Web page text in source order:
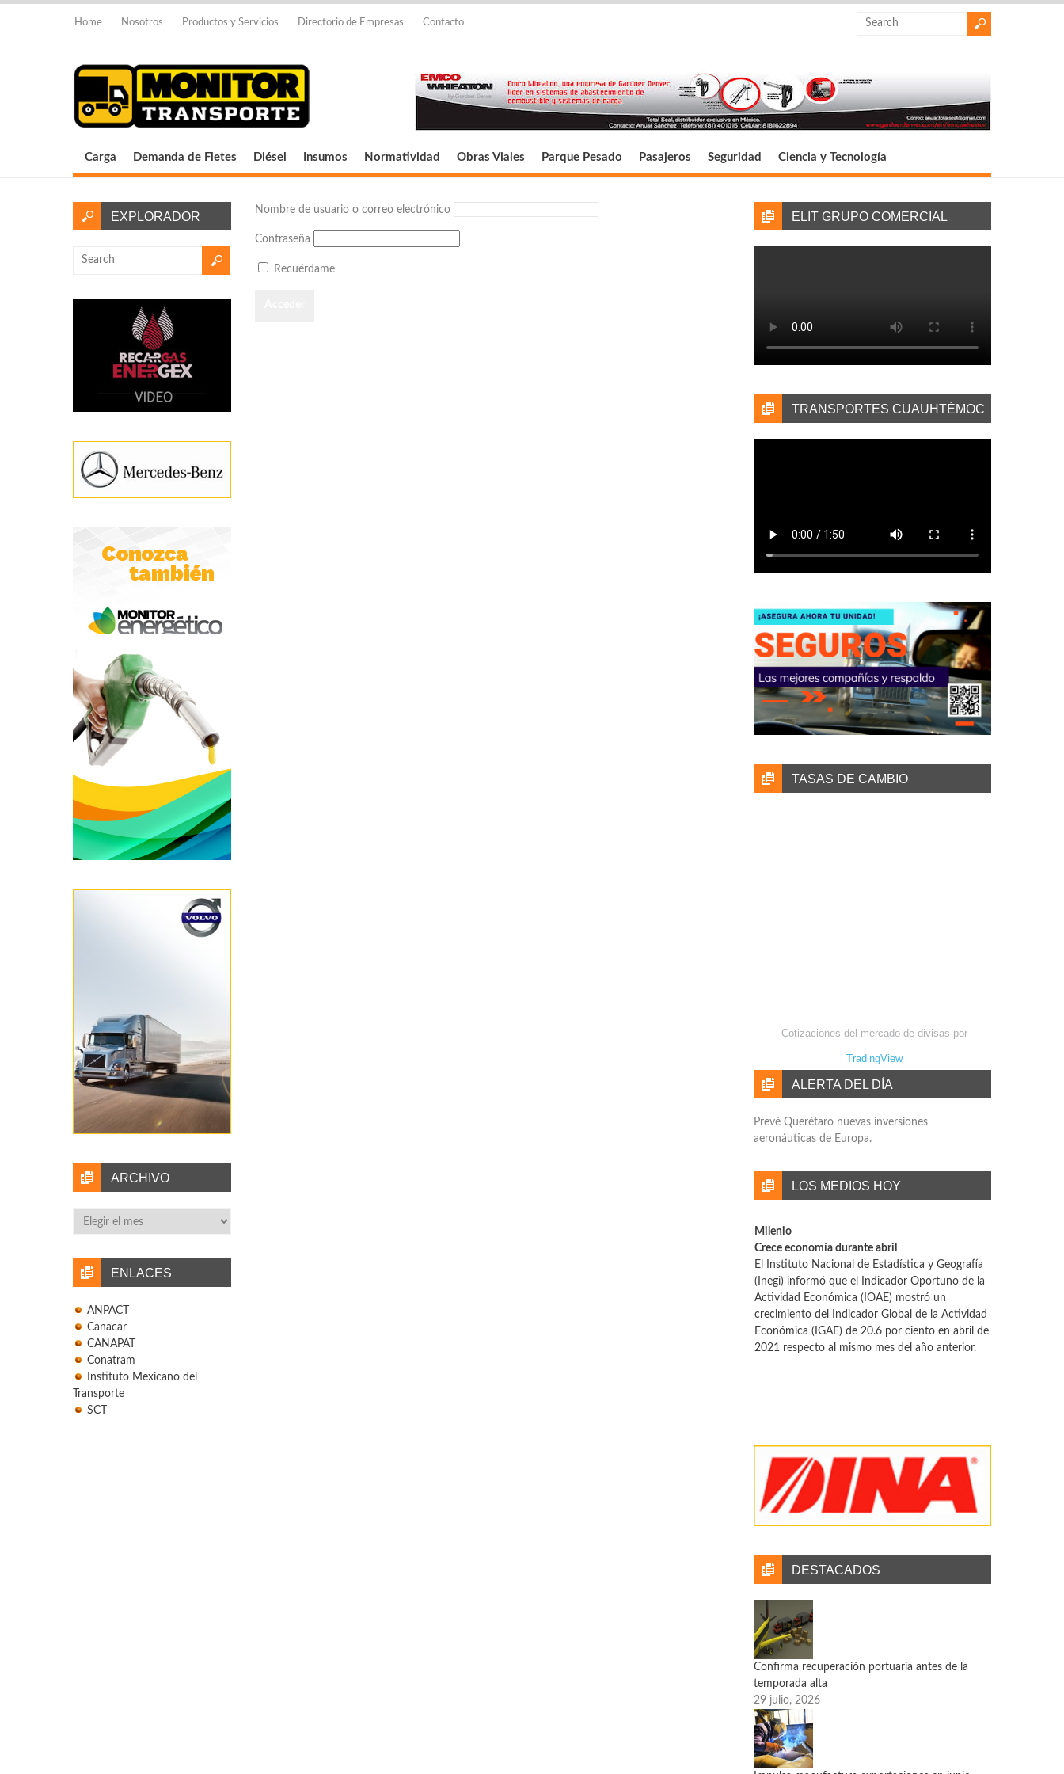
Home Nosotros Productos y Servicios Directorio de Empresas Contacto
Carga Demanda de Fletes Diésel Insumos Normatividad Obras Viales Parque Pesado Pasajeros Seguridad Ciencia y Tecnología
Nombre de usuario o correo electrónico
Contraseña
Recuérdame
ELIT GRUPO COMERCIAL
TRANSPORTES CUAUHTÉMOC
TASAS DE CAMBIO
Cotizaciones del mercado de divisas por
TradingView
ALERTA DEL DÍA
Prevé Querétaro nuevas inversiones
aeronáuticas de Europa.
LOS MEDIOS HOY
Milenio
Crece economía durante abril
El Instituto Nacional de Estadística y Geografía
(Inegi) informó que el Indicador Oportuno de la
Actividad Económica (IOAE) mostró un
crecimiento del Indicador Global de la Actividad
Económica (IGAE) de 20.6 por ciento en abril de
2021 respecto al mismo mes del año anterior.
La comercialización de vehículos pesados en
México manifestó en abril su mejor ciclo de
venta en lo que va en 2021, y si se compara
contra 2020 se encuentran incrementos por
arriba del 100%, toda vez que en abril del año
presencia del COVID-19.
DESTACADOS
Confirma recuperación portuaria antes de la
temporada alta
29 julio, 2026
EXPLORADOR
ARCHIVO
Archivo
ENLACES
ANPACT
Canacar
CANAPAT
Conatram
Instituto Mexicano del
Transporte
SCT